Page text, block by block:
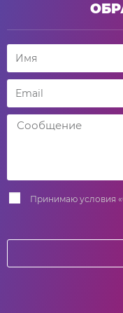
Принимаю условия